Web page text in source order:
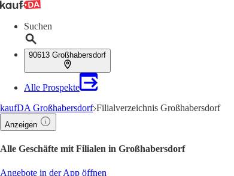
Suchen
90613 Großhabersdorf
Alle Prospekte
kaufDA Großhabersdorf Filialverzeichnis Großhabersdorf
Anzeigen
Alle Geschäfte mit Filialen in Großhabersdorf
Angebote in der App öffnen